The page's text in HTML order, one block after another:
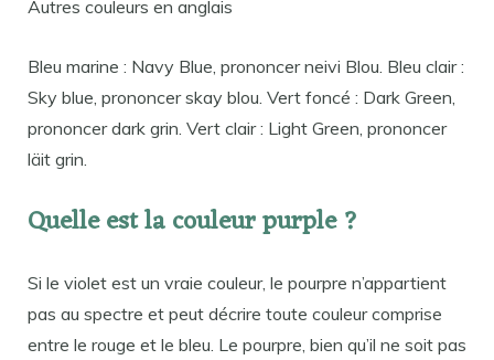
Autres couleurs en anglais
Bleu marine : Navy Blue, prononcer neivi Blou. Bleu clair :
Sky blue, prononcer skay blou. Vert foncé : Dark Green,
prononcer dark grin. Vert clair : Light Green, prononcer
läit grin.
Quelle est la couleur purple ?
Si le violet est un vraie couleur, le pourpre n’appartient
pas au spectre et peut décrire toute couleur comprise
entre le rouge et le bleu. Le pourpre, bien qu’il ne soit pas